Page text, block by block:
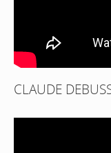
CLAUDE